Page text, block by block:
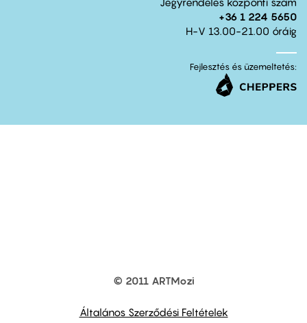
+36 1 224 5650
H-V 13.00-21.00 óráig
Fejlesztés és üzemeltetés:
© 2011 ARTMozi
Általános Szerződési Feltételek